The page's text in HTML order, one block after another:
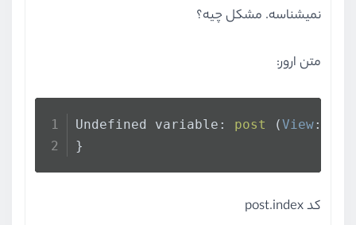
نمیشناسه. مشکل چیه؟
متن ارور:
Undefined variable: post (View:
}
کد post.index